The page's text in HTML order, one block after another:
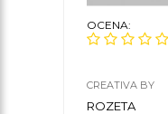
OCENA:
CREATIVA BY
CEZAR
ROZETA